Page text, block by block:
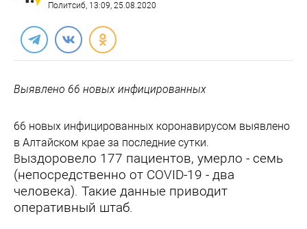
Политсиб, 13:09, 25.08.2020
Выявлено 66 новых инфицированных
66 новых инфицированных коронавирусом выявлено
в Алтайском крае за последние сутки.
Выздоровело 177 пациентов, умерло - семь
(непосредственно от COVID-19 - два
человека). Такие данные приводит
оперативный штаб.